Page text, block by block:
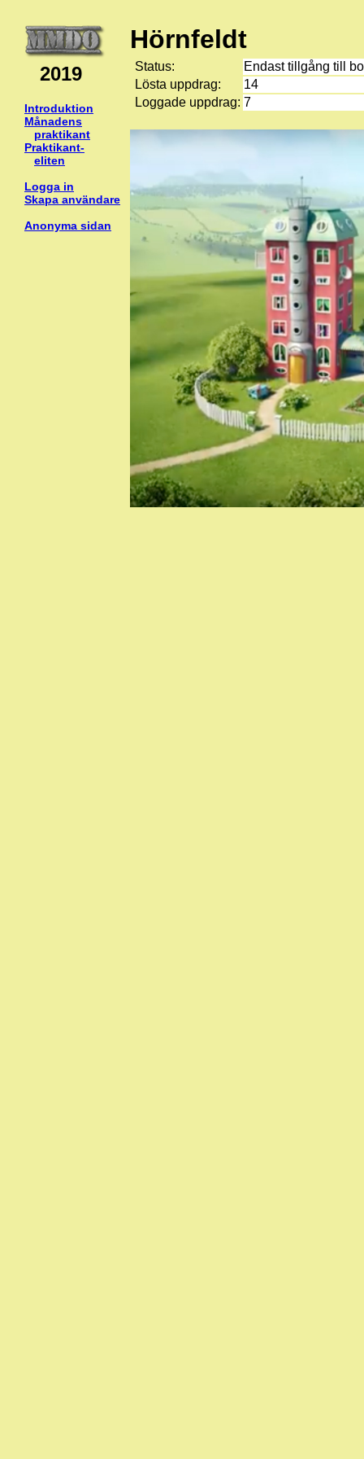
2019
Introduktion
Månadens
praktikant
Praktikant-
eliten
Logga in
Skapa användare
Anonyma sidan
Hörnfeldt
Status:
Endast tillgång till
Lösta uppdrag:
14
Loggade uppdrag: 7